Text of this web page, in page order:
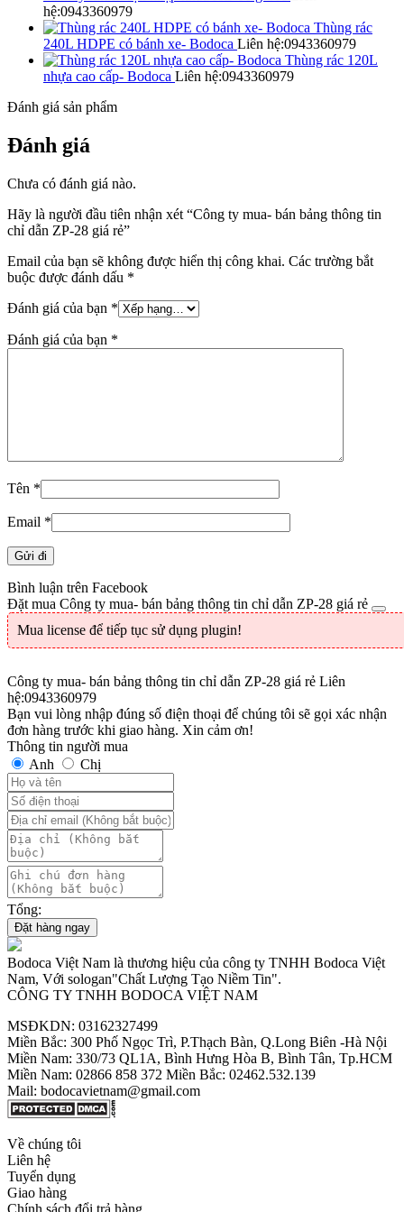
hệ:0943360979
Thùng rác
240L HDPE có bánh xe- Bodoca Liên hệ:0943360979
Thùng rác 120L
nhựa cao cấp- Bodoca Liên hệ:0943360979
Đánh giá sản phẩm
Đánh giá
Chưa có đánh giá nào.
Hãy là người đầu tiên nhận xét “Công ty mua- bán bảng thông tin
chỉ dẫn ZP-28 giá rẻ”
Email của bạn sẽ không được hiển thị công khai. Các trường bắt
buộc được đánh dấu *
Đánh giá của bạn *
Đánh giá của bạn *
Tên *
Email *
Bình luận trên Facebook
Đặt mua Công ty mua- bán bảng thông tin chỉ dẫn ZP-28 giá rẻ
Mua license để tiếp tục sử dụng plugin!
Công ty mua- bán bảng thông tin chỉ dẫn ZP-28 giá rẻ Liên
hệ:0943360979
Bạn vui lòng nhập đúng số điện thoại để chúng tôi sẽ gọi xác nhận
đơn hàng trước khi giao hàng. Xin cảm ơn!
Thông tin người mua
Anh
Chị
Tổng:
Đặt hàng ngay
Bodoca Việt Nam là thương hiệu của công ty TNHH Bodoca Việt
Nam, Với sologan"Chất Lượng Tạo Niềm Tin".
CÔNG TY TNHH BODOCA VIỆT NAM
MSĐKDN: 03162327499
Miền Bắc: 300 Phố Ngọc Trì, P.Thạch Bàn, Q.Long Biên -Hà Nội
Miền Nam: 330/73 QL1A, Bình Hưng Hòa B, Bình Tân, Tp.HCM
Miền Nam: 02866 858 372 Miền Bắc: 02462.532.139
Mail: bodocavietnam@gmail.com
Về chúng tôi
Liên hệ
Tuyển dụng
Giao hàng
Chính sách đổi trả hàng